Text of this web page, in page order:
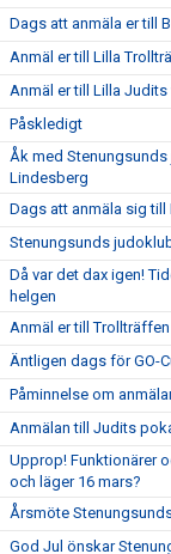
Dags att anmäla er till
Anmäl er till Lilla
Anmäl er till Lilla
Påskledigt
Åk med
Lindesberg
Dags att anmäla sig till
Stenungsunds
Då var det dax igen!
helgen
Anmäl er till Trollträffen
Äntligen dags för GO-
Påminnelse om
Anmälan till Judits
Upprop! Funktionärer
och läger 16 mars?
Årsmöte
God Jul önskar